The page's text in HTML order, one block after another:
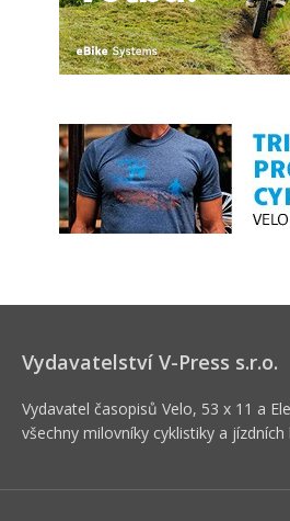
Vydavatelství V-Press s.r.o.
Vydavatel časopisů Velo, 53 x 11 a
všechny milovníky cyklistiky a jízdních